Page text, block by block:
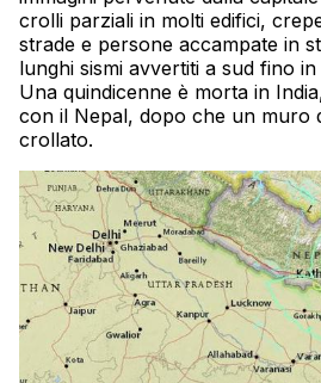
crolli parziali in molti edifici,
strade e persone accampate in
lunghi sismi avvertiti a sud fino
Una quindicenne è morta in
con il Nepal, dopo che un muro
crollato.